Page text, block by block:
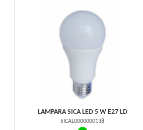
LAMPARA SICA LED 5 W E27 LD
SICAL0000000138